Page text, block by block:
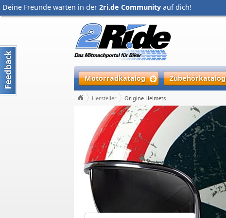
Deine Freunde warten in der 2ri.de Community auf dich!
Motorradkatalog Zubehörkatalog
Hersteller Origine Helmets